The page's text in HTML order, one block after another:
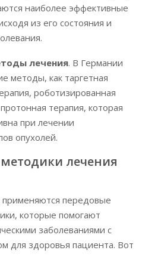
наиболее эффективные
из его состояния и
лечения. В Германии
методы, как таргетная
роботизированная
терапия, которая
при лечении
опухолей.
лечения
применяются передовые
которые помогают
заболеваниями с
для здоровья пациента. Вот